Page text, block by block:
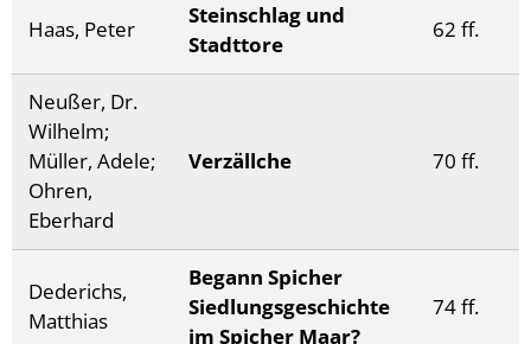
Haas, Peter
Steinschlag und
Stadttore
62 ff.
Neußer, Dr.
Wilhelm;
Müller, Adele;
Ohren,
Eberhard
Verzällche 70 ff.
Dederichs,
Matthias
Begann Spicher
Siedlungsgeschichte
im Spicher Maar?
74 ff.